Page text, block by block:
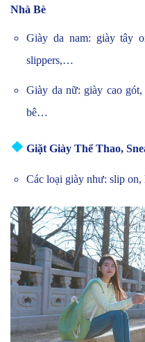
Nhà Bè
Giày da nam: giày tây
slippers,…
Giày da nữ: giày cao
bê…
❖ Giặt Giày Thể Thao,
Các loại giày như: slip